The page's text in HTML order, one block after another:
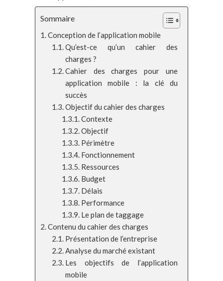
Sommaire
Conception de l’application mobile
Qu’est-ce qu’un cahier des
charges ?
Cahier des charges pour une
application mobile : la clé du
succès
Objectif du cahier des charges
Contexte
Objectif
Périmètre
Fonctionnement
Ressources
Budget
Délais
Performance
Le plan de taggage
Contenu du cahier des charges
Présentation de l’entreprise
Analyse du marché existant
Les objectifs de l’application
mobile